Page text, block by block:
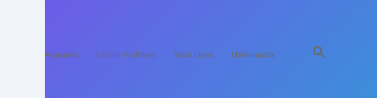
Anasayfa Gizlilik Politikası Yasal Uyarı Hakkımızda